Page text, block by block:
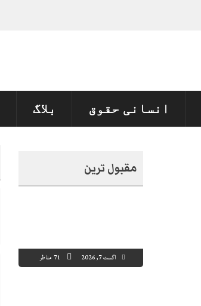
انسانی حقوق بلاگ
مقبول ترین
اگست 7, 2026 71 مناظر